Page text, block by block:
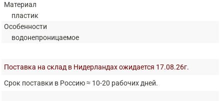
Материал
пластик
Особенности
водонепроницаемое
Поставка на склад в Нидерландах ожидается 17.08.26г.
Срок поставки в Россию ≈ 10-20 рабочих дней.